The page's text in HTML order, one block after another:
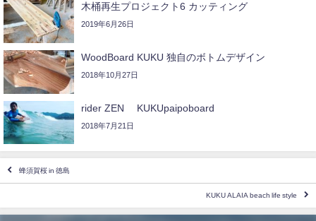
木桶再生プロジェクト6 カッティング
2019年6月26日
WoodBoard KUKU 独自のボトムデザイン
2018年10月27日
rider ZEN KUKUpaipoboard
2018年7月21日
蜂須賀桜 in 徳島
KUKU ALAIA beach life style